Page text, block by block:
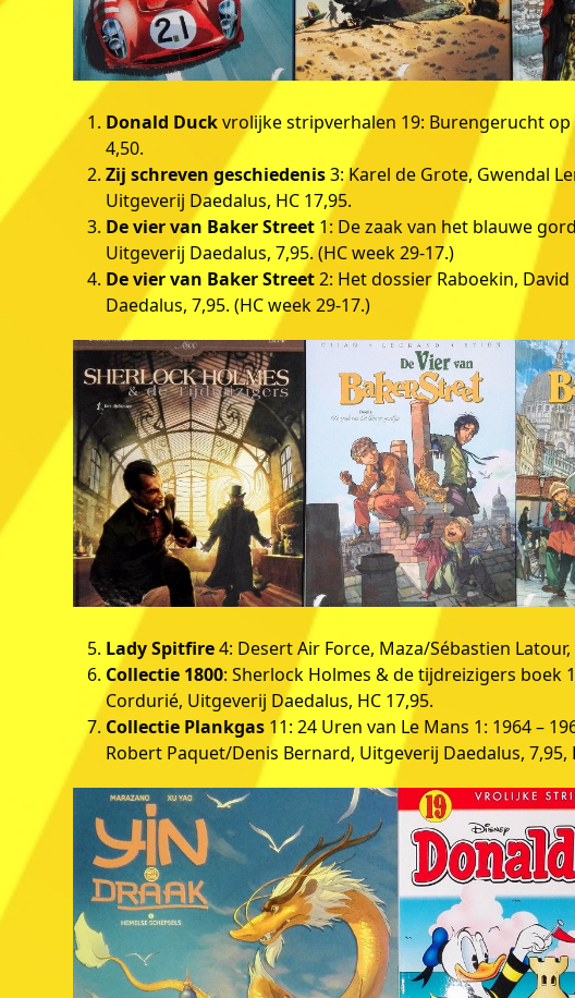
Donald Duckvrolijke stripverhalen 19: Burengerucht op
4,50.
Zij schreven geschiedenis3: Karel de Grote, Gwendal
Uitgeverij Daedalus, HC 17,95.
De vier van Baker Street 1: De zaak van het blauwe
Uitgeverij Daedalus, 7,95. (HC week 29-17.)
De vier van Baker Street2: Het dossier Raboekin,
Daedalus, 7,95. (HC week 29-17.)
Lady Spitfire4: Desert Air Force, Maza/Sébastien
Collectie 1800: Sherlock Holmes & de tijdreizigers boek
Cordurié, Uitgeverij Daedalus, HC 17,95.
Collectie Plankgas 11: 24 Uren van Le Mans 1: 1964 –
Robert Paquet/Denis Bernard, Uitgeverij Daedalus, 7,95,